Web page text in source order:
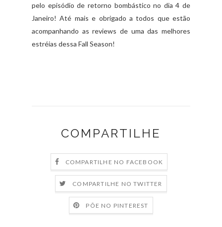
pelo episódio de retorno bombástico no dia 4 de
Janeiro! Até mais e obrigado a todos que estão
acompanhando as reviews de uma das melhores
estréias dessa Fall Season!
COMPARTILHE
COMPARTILHE NO FACEBOOK
COMPARTILHE NO TWITTER
PÕE NO PINTEREST